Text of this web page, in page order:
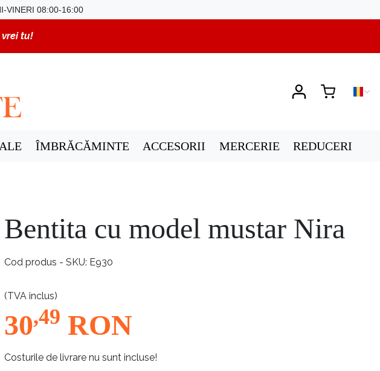
VINERI 08:00-16:00
vrei tu!
ÎMBRĂCĂMINTE ACCESORII MERCERIE REDUCERI
Bentita cu model mustar Nira
Cod produs - SKU E930
30,49 RON
(TVA inclus)
Costurile de livrare nu sunt incluse!